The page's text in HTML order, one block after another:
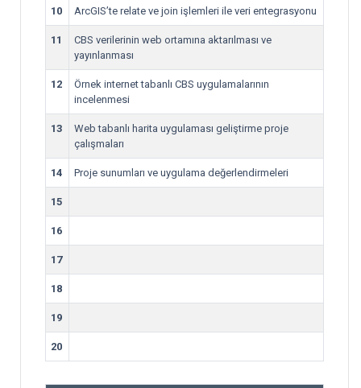
10 ArcGIS’te relate ve join işlemleri ile veri entegrasyonu
11
CBS verilerinin web ortamına aktarılması ve
yayınlanması
12
Örnek internet tabanlı CBS uygulamalarının
incelenmesi
13
Web tabanlı harita uygulaması geliştirme proje
çalışmaları
14 Proje sunumları ve uygulama değerlendirmeleri
15
16
17
18
19
20